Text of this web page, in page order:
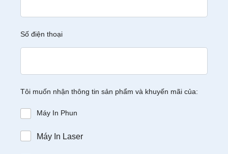
Số điện thoại
Tôi muốn nhận thông tin sản phẩm và khuyến mãi của:
Máy In Phun
Máy In Laser